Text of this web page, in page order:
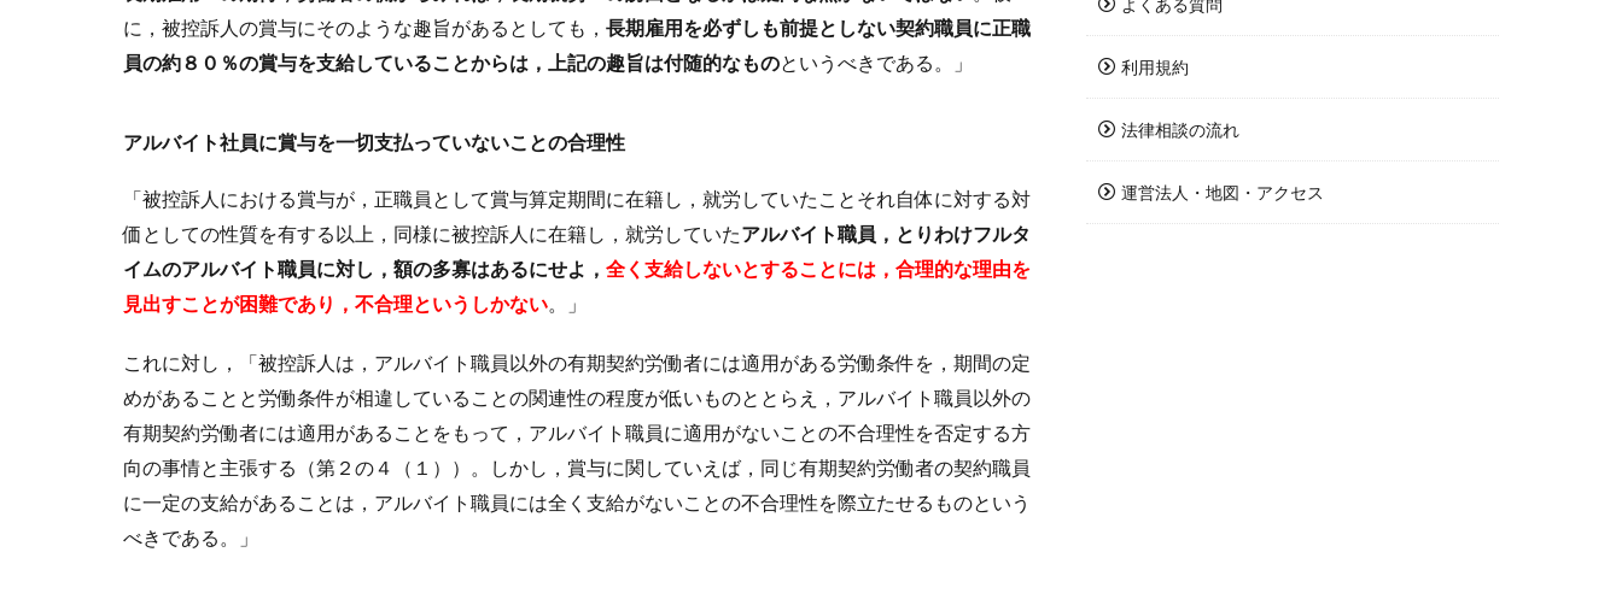
に，被控訴人の賞与にそのような趣旨があるとしても， 長期雇用を必ずしも前提としない契約職員に正職
員の約８０％の賞与を支給していることからは，上記の趣旨は付随的なものというべきである。」
アルバイト社員に賞与を一切支払っていないことの合理性
「被控訴人における賞与が，正職員として賞与算定期間に在籍し，就労していたことそれ自体に対する対
価としての性質を有する以上，同様に被控訴人に在籍し，就労していたアルバイト職員，とりわけフルタ
イムのアルバイト職員に対し，額の多寡はあるにせよ， 全く支給しないとすることには，合理的な理由を
見出すことが困難であり，不合理というしかない 。」
これに対し，「被控訴人は，アルバイト職員以外の有期契約労働者には適用がある労働条件を，期間の定
めがあることと労働条件が相違していることの関連性の程度が低いものととらえ，アルバイト職員以外の
有期契約労働者には適用があることをもって，アルバイト職員に適用がないことの不合理性を否定する方
向の事情と主張する（第２の４（１））。しかし，賞与に関していえば，同じ有期契約労働者の契約職員
に一定の支給があることは，アルバイト職員には全く支給がないことの不合理性を際立たせるものという
べきである。」
利用規約
法律相談の流れ
運営法人・地図・アクセス